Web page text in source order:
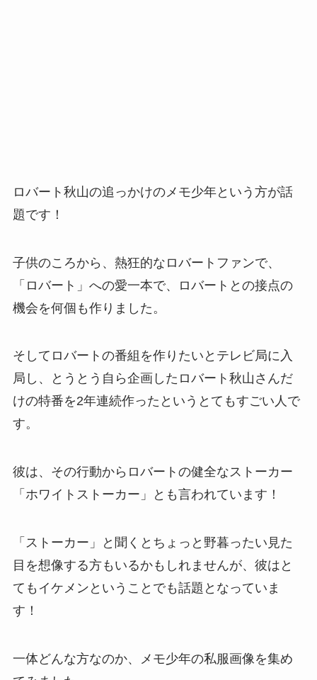
ロバート秋山の追っかけのメモ少年という方が話
題です！
子供のころから、熱狂的なロバートファンで、
「ロバート」への愛一本で、ロバートとの接点の
機会を何個も作りました。
そしてロバートの番組を作りたいとテレビ局に入
局し、とうとう自ら企画したロバート秋山さんだ
けの特番を2年連続作ったというとてもすごい人で
す。
彼は、その行動からロバートの健全なストーカー
「ホワイトストーカー」とも言われています！
「ストーカー」と聞くとちょっと野暮ったい見た
目を想像する方もいるかもしれませんが、彼はと
てもイケメンということでも話題となっていま
す！
一体どんな方なのか、メモ少年の私服画像を集め